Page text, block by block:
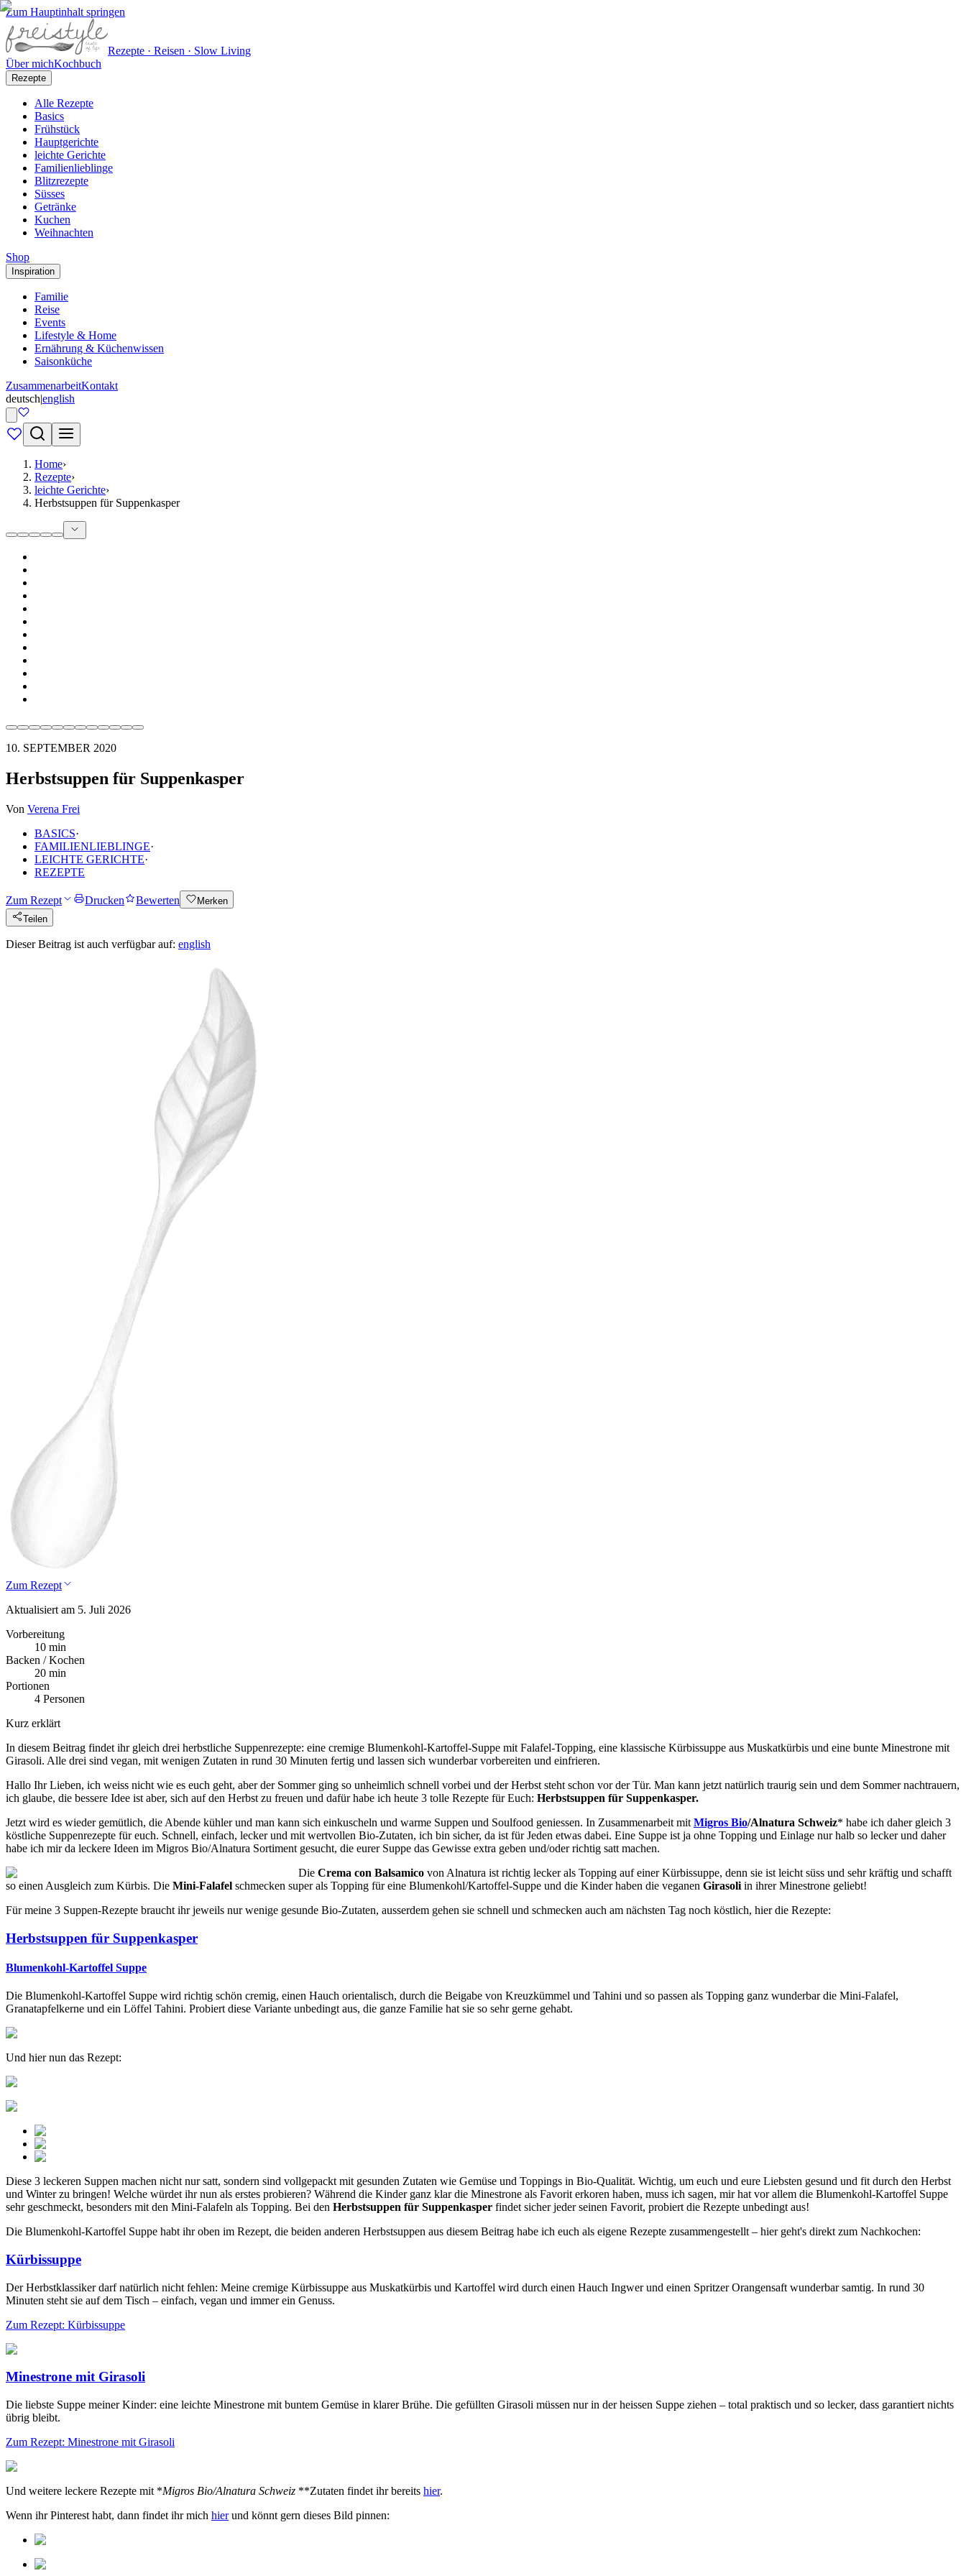
Zum Hauptinhalt springen
Rezepte · Reisen · Slow Living
Über michKochbuch
Rezepte
Alle Rezepte
Basics
Frühstück
Hauptgerichte
leichte Gerichte
Familienlieblinge
Blitzrezepte
Süsses
Getränke
Kuchen
Weihnachten
Shop
Inspiration
Familie
Reise
Events
Lifestyle & Home
Ernährung & Küchenwissen
Saisonküche
ZusammenarbeitKontakt
deutsch|english
Home›
Rezepte›
leichte Gerichte›
Herbstsuppen für Suppenkasper
10. SEPTEMBER 2020
Herbstsuppen für Suppenkasper
Von Verena Frei
BASICS·
FAMILIENLIEBLINGE·
LEICHTE GERICHTE·
REZEPTE
Zum Rezept Drucken Bewerten
Merken
Teilen
Dieser Beitrag ist auch verfügbar auf: english
Zum Rezept
Aktualisiert am 5. Juli 2026
Vorbereitung
10 min
Backen / Kochen
20 min
Portionen
4 Personen
Kurz erklärt
In diesem Beitrag findet ihr gleich drei herbstliche Suppenrezepte: eine cremige Blumenkohl-Kartoffel-Suppe mit Falafel-Topping, eine klassische Kürbissuppe aus Muskatkürbis und eine bunte Minestrone mit
Girasoli. Alle drei sind vegan, mit wenigen Zutaten in rund 30 Minuten fertig und lassen sich wunderbar vorbereiten und einfrieren.
Hallo Ihr Lieben, ich weiss nicht wie es euch geht, aber der Sommer ging so unheimlich schnell vorbei und der Herbst steht schon vor der Tür. Man kann jetzt natürlich traurig sein und dem Sommer nachtrauern,
ich glaube, die bessere Idee ist aber, sich auf den Herbst zu freuen und dafür habe ich heute 3 tolle Rezepte für Euch: Herbstsuppen für Suppenkasper.
Jetzt wird es wieder gemütlich, die Abende kühler und man kann sich einkuscheln und warme Suppen und Soulfood geniessen. In Zusammenarbeit mit Migros Bio/Alnatura Schweiz* habe ich daher gleich 3
köstliche Suppenrezepte für euch. Schnell, einfach, lecker und mit wertvollen Bio-Zutaten, ich bin sicher, da ist für Jeden etwas dabei. Eine Suppe ist ja ohne Topping und Einlage nur halb so lecker und daher
habe ich mir da leckere Ideen im Migros Bio/Alnatura Sortiment gesucht, die eurer Suppe das Gewisse extra geben und/oder richtig satt machen.
Die Crema con Balsamico von Alnatura ist richtig lecker als Topping auf einer Kürbissuppe, denn sie ist leicht süss und sehr kräftig und schafft
so einen Ausgleich zum Kürbis. Die Mini-Falafel schmecken super als Topping für eine Blumenkohl/Kartoffel-Suppe und die Kinder haben die veganen Girasoli in ihrer Minestrone geliebt!
Für meine 3 Suppen-Rezepte braucht ihr jeweils nur wenige gesunde Bio-Zutaten, ausserdem gehen sie schnell und schmecken auch am nächsten Tag noch köstlich, hier die Rezepte:
Herbstsuppen für Suppenkasper
Blumenkohl-Kartoffel Suppe
Die Blumenkohl-Kartoffel Suppe wird richtig schön cremig, einen Hauch orientalisch, durch die Beigabe von Kreuzkümmel und Tahini und so passen als Topping ganz wunderbar die Mini-Falafel,
Granatapfelkerne und ein Löffel Tahini. Probiert diese Variante unbedingt aus, die ganze Familie hat sie so sehr gerne gehabt.
Und hier nun das Rezept:
Diese 3 leckeren Suppen machen nicht nur satt, sondern sind vollgepackt mit gesunden Zutaten wie Gemüse und Toppings in Bio-Qualität. Wichtig, um euch und eure Liebsten gesund und fit durch den Herbst
und Winter zu bringen! Welche würdet ihr nun als erstes probieren? Während die Kinder ganz klar die Minestrone als Favorit erkoren haben, muss ich sagen, mir hat vor allem die Blumenkohl-Kartoffel Suppe
sehr geschmeckt, besonders mit den Mini-Falafeln als Topping. Bei den Herbstsuppen für Suppenkasper findet sicher jeder seinen Favorit, probiert die Rezepte unbedingt aus!
Die Blumenkohl-Kartoffel Suppe habt ihr oben im Rezept, die beiden anderen Herbstsuppen aus diesem Beitrag habe ich euch als eigene Rezepte zusammengestellt – hier geht's direkt zum Nachkochen:
Kürbissuppe
Der Herbstklassiker darf natürlich nicht fehlen: Meine cremige Kürbissuppe aus Muskatkürbis und Kartoffel wird durch einen Hauch Ingwer und einen Spritzer Orangensaft wunderbar samtig. In rund 30
Minuten steht sie auf dem Tisch – einfach, vegan und immer ein Genuss.
Zum Rezept: Kürbissuppe
Minestrone mit Girasoli
Die liebste Suppe meiner Kinder: eine leichte Minestrone mit buntem Gemüse in klarer Brühe. Die gefüllten Girasoli müssen nur in der heissen Suppe ziehen – total praktisch und so lecker, dass garantiert nichts
übrig bleibt.
Zum Rezept: Minestrone mit Girasoli
Und weitere leckere Rezepte mit *Migros Bio/Alnatura Schweiz **Zutaten findet ihr bereits hier.
Wenn ihr Pinterest habt, dann findet ihr mich hierund könnt gern dieses Bild pinnen: